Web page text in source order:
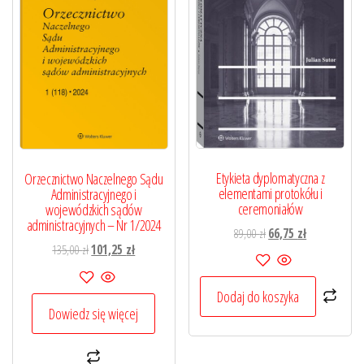
Orzecznictwo Naczelnego Sądu
Administracyjnego i
wojewódzkich sądów
administracyjnych – Nr 1/2024
135,00złPierwotna
cena
wynosiła:
135,00 zł.
101,25 złAktualna
101,25 zł.
Dowiedz się więcej
Etykieta dyplomatyczna z
elementami protokółu i
ceremoniałów
89,00złPierwotna
cena
wynosiła:
89,00 zł.
66,75 złAktualna
66,75 zł.
Dodaj do koszyka